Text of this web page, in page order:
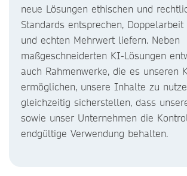
neue Lösungen ethischen und
Standards entsprechen, Doppelarbeit
und echten Mehrwert liefern. Neben
maßgeschneiderten KI-Lösungen
auch Rahmenwerke, die es unseren
ermöglichen, unsere Inhalte zu
gleichzeitig sicherstellen, dass
sowie unser Unternehmen die
endgültige Verwendung behalten.